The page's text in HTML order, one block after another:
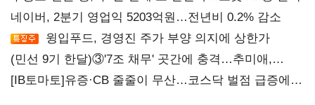
네이버, 2분기 영업익 5203억원…전년비 0.2% 감소
윙입푸드, 경영진 주가 부양 의지에 상한가
(민선 9기 한달)③'7조 채무' 곳간에 충격…추미애,
20년만에 '비상재정' 선언 승부수
[IB토마토]유증·CB 줄줄이 무산…코스닥 벌점 급증에